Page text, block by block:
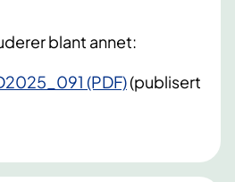
blant annet:
(PDF)(publisert